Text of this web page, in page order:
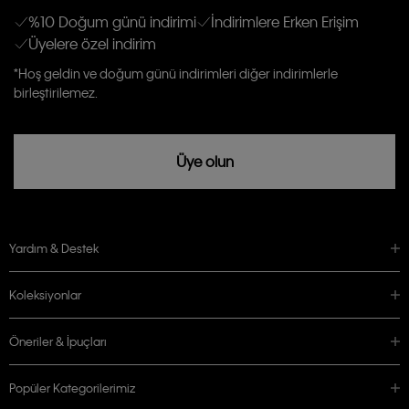
Kişiye özel ticari elektronik iletilerini almak için Açık Onay
veriyorum.
Aydınlatma Metni’niokuduğumu kabul ediyorum.
Calvin Klein tarafından kişisel verilerimin yurtdışına aktarılmasına açık
rızam vardır
%10 Doğum günü indirimi
İndirimlere Erken Erişim
Üyelere özel indirim
*Hoş geldin ve doğum günü indirimleri diğer indirimlerle
birleştirilemez.
Üye olun
Yardım & Destek
Koleksiyonlar
Öneriler & İpuçları
Popüler Kategorilerimiz